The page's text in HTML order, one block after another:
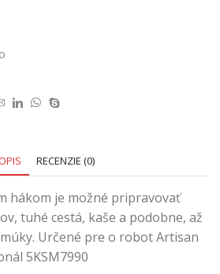
RECENZIE (0)
hákom je možné pripravovať
tuhé cestá, kaše a podobne, až
Určené pre o robot Artisan
5KSM7990